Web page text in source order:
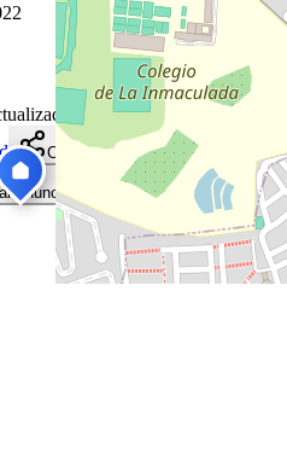
hace 1 días
Compartir
anuncio